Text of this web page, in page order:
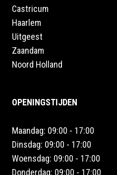
Castricum
Haarlem
Uitgeest
Zaandam
Noord Holland
OPENINGSTIJDEN
Maandag: 09:00 - 17:00
Dinsdag: 09:00 - 17:00
Woensdag: 09:00 - 17:00
Donderdag: 09:00 - 17:00